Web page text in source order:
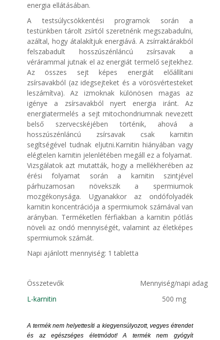
energia ellátásában.
A testsúlycsökkentési programok során a
testünkben tárolt zsírtól szeretnénk megszabadulni,
azáltal, hogy átalakítjuk energiává. A zsírraktárakból
felszabadult hosszúszénláncú zsírsavak a
vérárammal jutnak el az energiát termelő sejtekhez.
Az összes sejt képes energiát előállítani
zsírsavakból (az idegsejteket és a vörösvértesteket
leszámítva). Az izmoknak különösen magas az
igénye a zsírsavakból nyert energia iránt. Az
energiatermelés a sejt mitochondriumnak nevezett
belső szervecskéjében történik, ahová a
hosszúszénláncú zsírsavak csak karnitin
segítségével tudnak eljutni.Karnitin hiányában vagy
elégtelen karnitin jelenlétében megáll ez a folyamat.
Vizsgálatok azt mutatták, hogy a mellékherében az
érési folyamat során a karnitin szintjével
párhuzamosan növekszik a spermiumok
mozgékonysága. Ugyanakkor az ondófolyadék
karnitin koncentrációja a spermiumok számával van
arányban. Terméketlen férfiakban a karnitin pótlás
növeli az ondó mennyiségét, valamint az életképes
spermiumok számát.
Napi ajánlott mennyiség: 1 tabletta
Összetevők
Mennyiség/napi adag
L-karnitin
500 mg
A termék nem helyettesíti a kiegyensúlyozott, vegyes étrendet
és az egészséges életmódot! A termék nem gyógyít